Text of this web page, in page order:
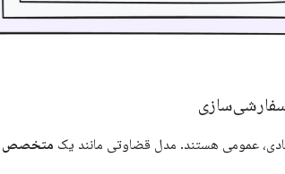
عمومی هستند. مدل قضاوتی مانند یک متخصص